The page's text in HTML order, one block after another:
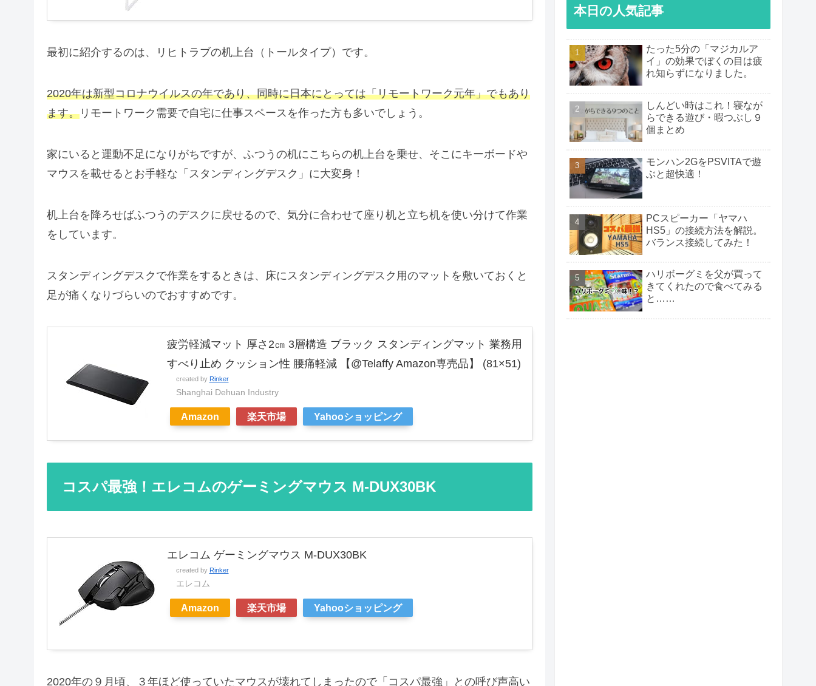
最初に紹介するのは、リヒトラブの机上台（トールタイプ）です。
2020年は新型コロナウイルスの年であり、同時に日本にとっては「リモートワーク元年」でもあり
ます。リモートワーク需要で自宅に仕事スペースを作った方も多いでしょう。
家にいると運動不足になりがちですが、ふつうの机にこちらの机上台を乗せ、そこにキーボードや
マウスを載せるとお手軽な「スタンディングデスク」に大変身！
机上台を降ろせばふつうのデスクに戻せるので、気分に合わせて座り机と立ち机を使い分けて作業
をしています。
スタンディングデスクで作業をするときは、床にスタンディングデスク用のマットを敷いておくと
足が痛くなりづらいのでおすすめです。
疲労軽減マット 厚さ2㎝ 3層構造 ブラック スタンディングマット 業務用
すべり止め クッション性 腰痛軽減 【@Telaffy Amazon専売品】 (81×51)
created by Rinker
Shanghai Dehuan Industry
Amazon 楽天市場 Yahooショッピング
コスパ最強！エレコムのゲーミングマウス M-DUX30BK
エレコム ゲーミングマウス M-DUX30BK
created by Rinker
エレコム
Amazon 楽天市場 Yahooショッピング
2020年の９月頃、３年ほど使っていたマウスが壊れてしまったので「コスパ最強」との呼び声高い
本日の人気記事
たった5分の「マジカルア
イ」の効果でぼくの目は疲
れ知らずになりました。
しんどい時はこれ！寝なが
らできる遊び・暇つぶし９
個まとめ
モンハン2GをPSVITAで遊
ぶと超快適！
PCスピーカー「ヤマハ
HS5」の接続方法を解説。
バランス接続してみた！
ハリボーグミを父が買って
きてくれたので食べてみる
と……